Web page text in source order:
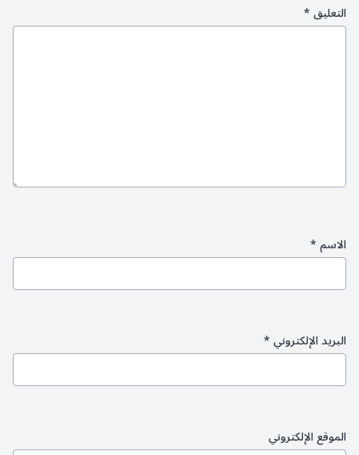
التعليق*
الاسم*
البريد الإلكتروني*
الموقع الإلكتروني